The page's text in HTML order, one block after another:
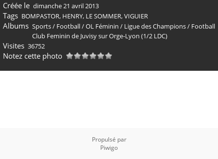
Créée le dimanche 21 avril 2013
Tags BOMPASTOR, HENRY, LE SOMMER,VIGUIER
Albums Sports/ Football/OL Féminin / Ligue des Champions/ Football
Club Feminin de Juvisy sur Orge-Lyon (1/2 LDC)
Visites 36752
Notez cette photo
Propulsé par
Piwigo